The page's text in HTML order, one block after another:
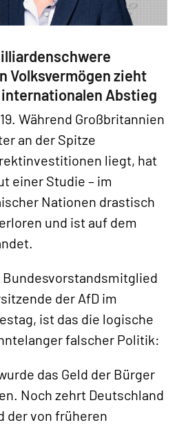
Volksvermögen zieht
Abstieg
Während Großbritannien
an der Spitze
liegt, hat
einer Studie – im
Nationen drastisch
und ist auf dem
Bundesvorstandsmitglied
der AfD im
ist das die logische
falscher Politik:
das Geld der Bürger
Noch zehrt Deutschland
der von früheren